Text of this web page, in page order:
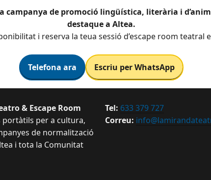
campanya de promoció lingüística, literària i
destaque a Altea.
i reserva la teua sessió d’escape room teatral
Telefona ara Escriu per WhatsApp
& Escape Room
portàtils per a cultura,
de normalització
i tota la Comunitat
Tel: 633 379 727
Correu: